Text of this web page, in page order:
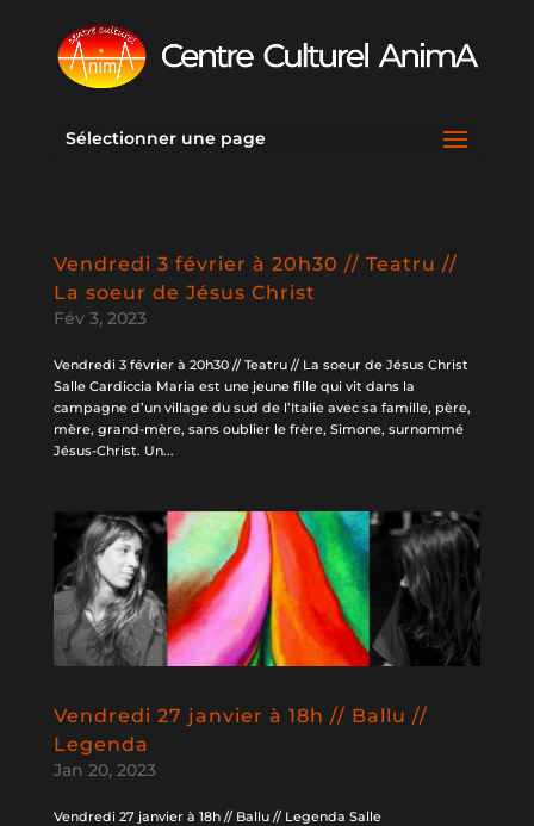
Sélectionner une page
Vendredi 3 février à 20h30 // Teatru //
La soeur de Jésus Christ
Fév 3, 2023
Vendredi 3 février à 20h30 // Teatru // La soeur de Jésus Christ
Salle Cardiccia Maria est une jeune fille qui vit dans la
campagne d’un village du sud de l’Italie avec sa famille, père,
mère, grand-mère, sans oublier le frère, Simone, surnommé
Jésus-Christ. Un...
Vendredi 27 janvier à 18h // Ballu //
Legenda
Jan 20, 2023
Vendredi 27 janvier à 18h // Ballu // Legenda Salle